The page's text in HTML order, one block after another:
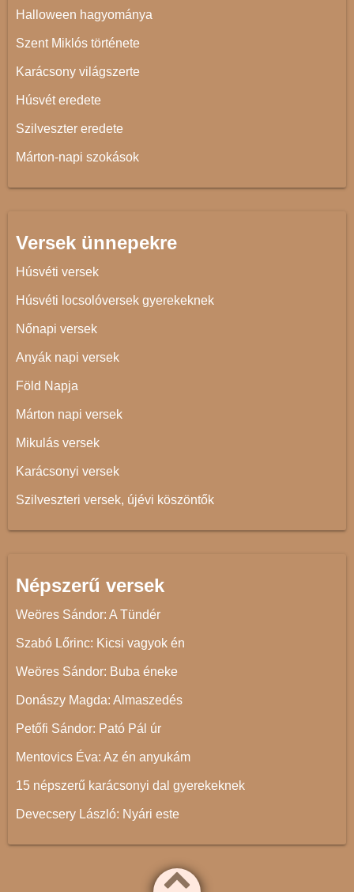
Halloween hagyománya
Szent Miklós története
Karácsony világszerte
Húsvét eredete
Szilveszter eredete
Márton-napi szokások
Versek ünnepekre
Húsvéti versek
Húsvéti locsolóversek gyerekeknek
Nőnapi versek
Anyák napi versek
Föld Napja
Márton napi versek
Mikulás versek
Karácsonyi versek
Szilveszteri versek, újévi köszöntők
Népszerű versek
Weöres Sándor: A Tündér
Szabó Lőrinc: Kicsi vagyok én
Weöres Sándor: Buba éneke
Donászy Magda: Almaszedés
Petőfi Sándor: Pató Pál úr
Mentovics Éva: Az én anyukám
15 népszerű karácsonyi dal gyerekeknek
Devecsery László: Nyári este